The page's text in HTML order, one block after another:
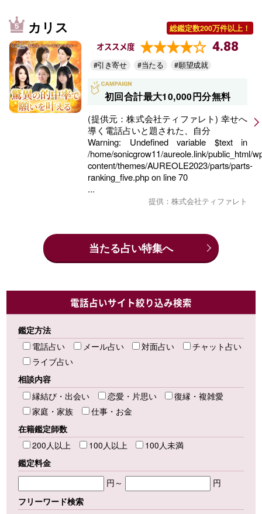
カリス 総鑑定数200万件以上！
オススメ度 4.88
#引き寄せ #当たる #願望成就
初回合計最大10,000円分無料
(提供元：株式会社ティファレト) 幸せへ
導く電話占いと題された、自分
Warning: Undefined variable $text in
/home/sonicgrow11/aureole.link/public_html/
content/themes/AUREOLE2023/parts/parts-
ranking_five.phpon line70
...
提供：株式会社ティファレト
当たる占い特集へ
電話占いサイト絞り込み検索
鑑定方法
電話占い
メール占い 対面占い
チャット占い
ライブ占い
相談内容
縁結び・出会い
恋愛・片思い
復縁・複雑愛
家庭・家族
仕事・お金
在籍鑑定師数
200人以上
100人以上
100人未満
鑑定料金
円～
円
フリーワード検索